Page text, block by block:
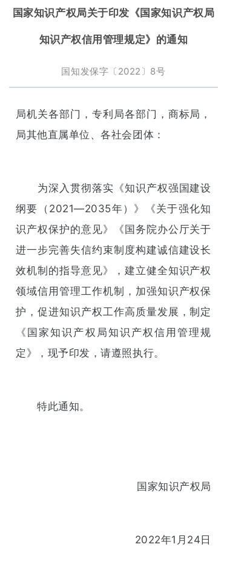
国家知识产权局关于印发《国家知识产权局
知识产权信用管理规定》的通知
国知发保字〔2022〕8号
局机关各部门，专利局各部门，商标局，
局其他直属单位、各社会团体：
为深入贯彻落实《知识产权强国建设
纲要（2021—2035年）》《关于强化知
识产权保护的意见》《国务院办公厅关于
进一步完善失信约束制度构建诚信建设长
效机制的指导意见》，建立健全知识产权
领域信用管理工作机制，加强知识产权保
护，促进知识产权工作高质量发展，制定
《国家知识产权局知识产权信用管理规
定》，现予印发，请遵照执行。
特此通知。
国家知识产权局
2022年1月24日